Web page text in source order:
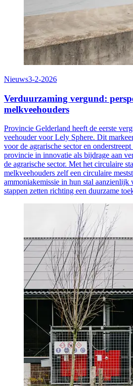
Nieuws3-2-2026
Verduurzaming vergund:
melkveehouders
Provincie Gelderland heeft de eerste
veehouder voor Lely Sphere. Dit
voor de agrarische sector en
provincie in innovatie als bijdrage aan
de agrarische sector. Met het circulaire
melkveehouders zelf een circulaire
ammoniakemissie in hun stal aanzienlijk
stappen zetten richting een duurzame